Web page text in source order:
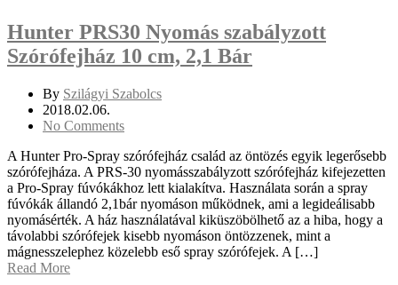
Hunter PRS30 Nyomás szabályzott
Szórófejház 10 cm, 2,1 Bár
By Szilágyi Szabolcs
2018.02.06.
No Comments
A Hunter Pro-Spray szórófejház család az öntözés egyik legerősebb
szórófejháza. A PRS-30 nyomásszabályzott szórófejház kifejezetten
a Pro-Spray fúvókákhoz lett kialakítva. Használata során a spray
fúvókák állandó 2,1bár nyomáson működnek, ami a legideálisabb
nyomásérték. A ház használatával kiküszöbölhető az a hiba, hogy a
távolabbi szórófejek kisebb nyomáson öntözzenek, mint a
mágnesszelephez közelebb eső spray szórófejek. A […]
Read More